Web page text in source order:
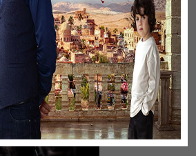
эффективность организации